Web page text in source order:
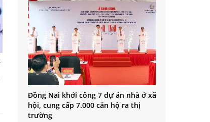
Đồng Nai khởi công 7 dự án nhà ở xã
hội, cung cấp 7.000 căn hộ ra thị
trường